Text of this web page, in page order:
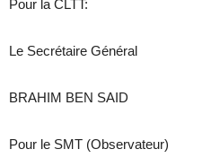
Pour la CLTT:
Le Secrétaire Général
BRAHIM BEN SAID
Pour le SMT (Observateur)